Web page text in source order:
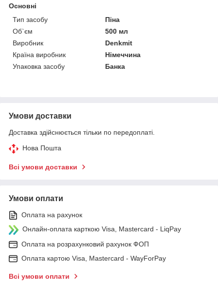
Основні
Тип засобу
Піна
Об`єм
500 мл
Виробник
Denkmit
Країна виробник
Німеччина
Упаковка засобу
Банка
Умови доставки
Доставка здійснюється тільки по передоплаті.
Нова Пошта
Всі умови доставки
Умови оплати
Оплата на рахунок
Онлайн-оплата карткою Visa, Mastercard - LiqPay
Оплата на розрахунковий рахунок ФОП
Оплата картою Visa, Mastercard - WayForPay
Всі умови оплати